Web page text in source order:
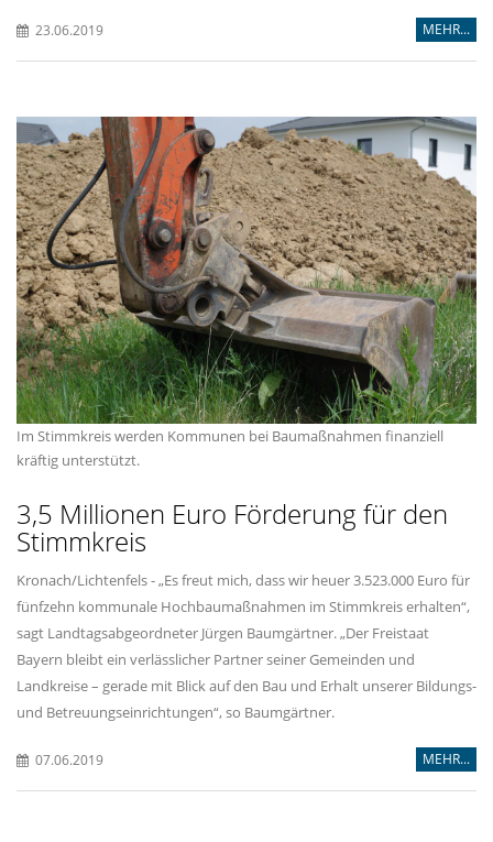
23.06.2019 MEHR...
Im Stimmkreis werden Kommunen bei Baumaßnahmen finanziell
kräftig unterstützt.
3,5 Millionen Euro Förderung für den
Stimmkreis
Kronach/Lichtenfels - „Es freut mich, dass wir heuer 3.523.000 Euro für
fünfzehn kommunale Hochbaumaßnahmen im Stimmkreis erhalten“,
sagt Landtagsabgeordneter Jürgen Baumgärtner. „Der Freistaat
Bayern bleibt ein verlässlicher Partner seiner Gemeinden und
Landkreise – gerade mit Blick auf den Bau und Erhalt unserer Bildungs-
und Betreuungseinrichtungen“, so Baumgärtner.
07.06.2019 MEHR...